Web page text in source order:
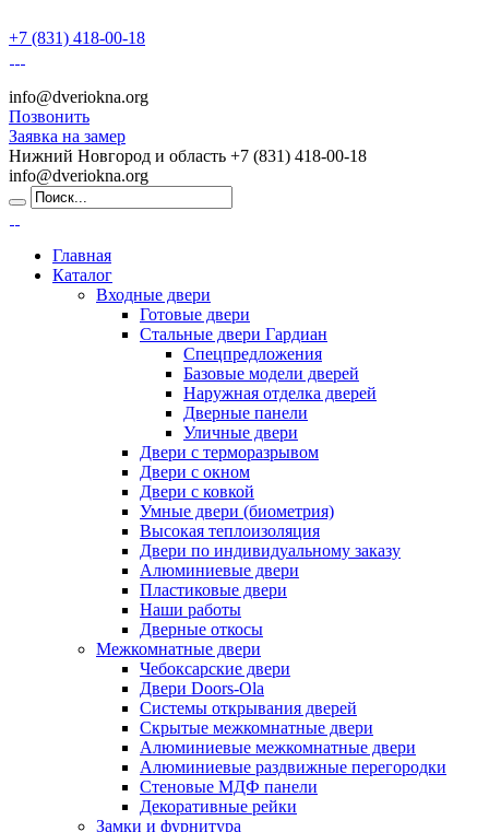
+7 (831) 418-00-18
info@dveriokna.org
Позвонить
Заявка на замер
Нижний Новгород и область +7 (831) 418-00-18
info@dveriokna.org
Главная
Каталог
Входные двери
Готовые двери
Стальные двери Гардиан
Спецпредложения
Базовые модели дверей
Наружная отделка дверей
Дверные панели
Уличные двери
Двери с терморазрывом
Двери с окном
Двери с ковкой
Умные двери (биометрия)
Высокая теплоизоляция
Двери по индивидуальному заказу
Алюминиевые двери
Пластиковые двери
Наши работы
Дверные откосы
Межкомнатные двери
Чебоксарские двери
Двери Doors-Ola
Системы открывания дверей
Скрытые межкомнатные двери
Алюминиевые межкомнатные двери
Алюминиевые раздвижные перегородки
Стеновые МДФ панели
Декоративные рейки
Замки и фурнитура